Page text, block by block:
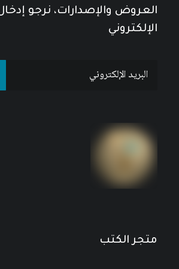
العروض والإصدارات، نرجو
الإلكتروني
متجر الكتب